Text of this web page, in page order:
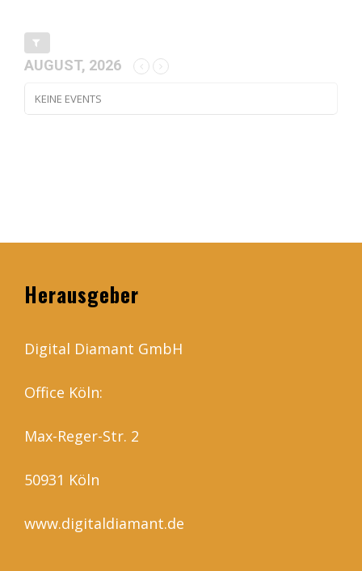
AUGUST, 2026
KEINE EVENTS
Herausgeber
Digital Diamant GmbH
Office Köln:
Max-Reger-Str. 2
50931 Köln
www.digitaldiamant.de